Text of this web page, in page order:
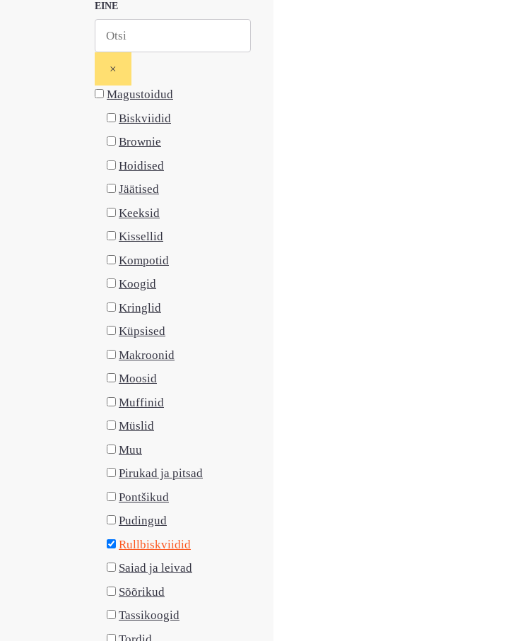
EINE
×
Magustoidud
Biskviidid
Brownie
Hoidised
Jäätised
Keeksid
Kissellid
Kompotid
Koogid
Kringlid
Küpsised
Makroonid
Moosid
Muffinid
Müslid
Muu
Pirukad ja pitsad
Pontšikud
Pudingud
Rullbiskviidid
Saiad ja leivad
Sõõrikud
Tassikoogid